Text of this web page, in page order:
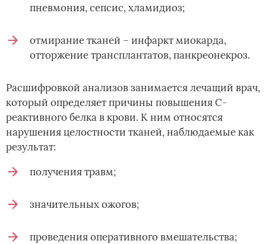
пневмония, сепсис, хламидиоз;
отмирание тканей – инфаркт миокарда,
отторжение трансплантатов, панкреонекроз.
Расшифровкой анализов занимается лечащий врач,
который определяет причины повышения С-
реактивного белка в крови. К ним относятся
нарушения целостности тканей, наблюдаемые как
результат:
получения травм;
значительных ожогов;
проведения оперативного вмешательства;